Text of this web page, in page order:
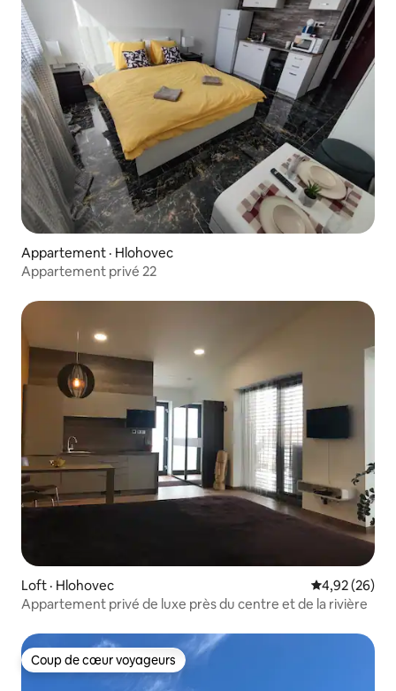
Appartement · Hlohovec
Appartement privé 22
Loft · Hlohovec Note
4,92 (26)
Appartement privé de luxe près du centre et de la rivière
Coup de cœur voyageurs
Coup de cœur voyageurs